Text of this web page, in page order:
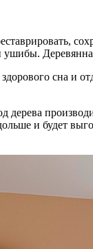
ушибы.
сна и
дерева
и будет